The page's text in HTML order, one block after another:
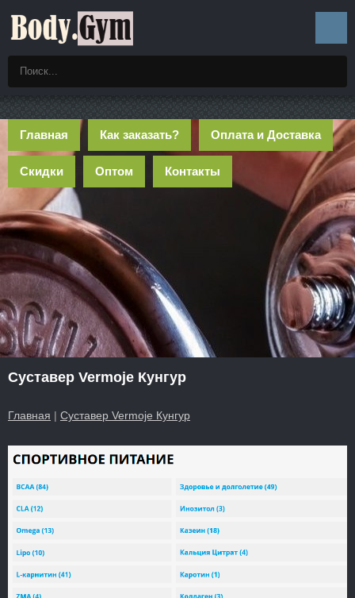
Главная Как заказать? Оплата и Доставка
Скидки Оптом Контакты
Суставер Vermoje Кунгур
Главная | Суставер Vermoje Кунгур